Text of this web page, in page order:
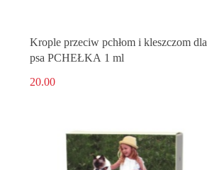
Krople przeciw pchłom i kleszczom dla
psa PCHEŁKA 1 ml
20.00